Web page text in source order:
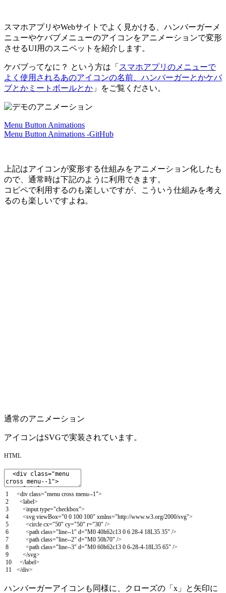
スマホアプリやWebサイトでよく見かける、ハンバーガーメ
ニューやケバブメニューのアイコンをアニメーションで変形
させるUI用のスニペットを紹介します。
ケバブってなに？ という方は「 スマホアプリのメニューで
よく使用されるあのアイコンの名前、ハンバーガーとかケバ
ブとかミートボールとか 」をご覧ください。
Menu Button Animations
Menu Button Animations -GitHub
上記はアイコンが変形する仕組みをアニメーション化したも
ので、通常時は下記のように利用できます。
コピペで利用するのも楽しいですが、こういう仕組みを考え
るのも楽しいですよね。
通常のアニメーション
アイコンはSVGで実装されています。
HTML
1
2
3
4
5
6
7
8
9
10
11
<div class="menu cross menu--1">
<label>
<input type="checkbox">
<svg viewBox="0 0 100 100" xmlns="http://www.w3.org/2000/svg">
<circle cx="50" cy="50" r="30" />
<path class="line--1" d="M0 40h62c13 0 6 28-4 18L35 35" />
<path class="line--2" d="M0 50h70" />
<path class="line--3" d="M0 60h62c13 0 6-28-4-18L35 65" />
</svg>
</label>
</div>
ハンバーガーアイコンも同様に、クローズの「x」と矢印に